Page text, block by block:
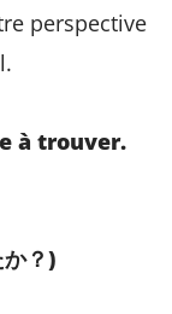
perspective
à trouver.
？)